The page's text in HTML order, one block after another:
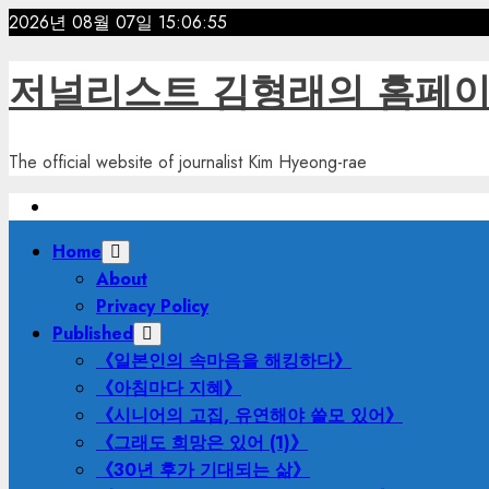
Skip
content
2026년 08월 07일 15:06:56
저널리스트 김형래의 홈페
The official website of journalist Kim Hyeong-rae
PrimaryHome
About
Privacy Policy
Published
《일본인의 속마음을 해킹하다》
《아침마다 지혜》
《시니어의 고집, 유연해야 쓸모 있어》
《그래도 희망은 있어 (1)》
《30년 후가 기대되는 삶》